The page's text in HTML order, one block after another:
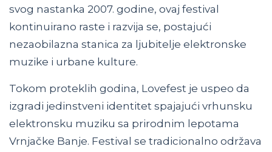
svog nastanka 2007. godine, ovaj festival
kontinuirano raste i razvija se, postajući
nezaobilazna stanica za ljubitelje elektronske
muzike i urbane kulture.
Tokom proteklih godina, Lovefest je uspeo da
izgradi jedinstveni identitet spajajući vrhunsku
elektronsku muziku sa prirodnim lepotama
Vrnjačke Banje. Festival se tradicionalno održava